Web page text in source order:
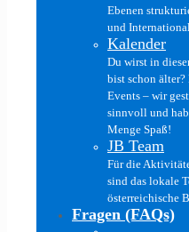
Ebenen
und
Kalender
Du wirst in
bist schon älter?
Events – wir
sinnvoll und
Menge Spaß!
JB Team
Für die
sind das lokale
österreichische
Fragen (FAQs)